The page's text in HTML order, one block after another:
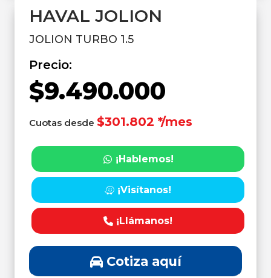
HAVAL JOLION
JOLION TURBO 1.5
Precio:
$9.490.000
Cuotas desde $301.802 */mes
¡Hablemos!
¡Visítanos!
¡Llámanos!
Cotiza aquí